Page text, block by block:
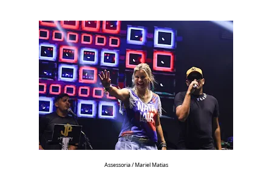
Assessoria / Mariel Matias